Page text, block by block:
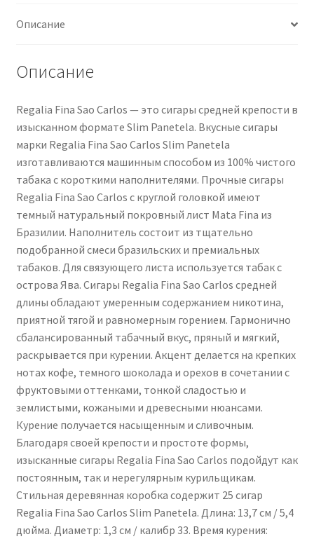
Описание
Описание
Regalia Fina Sao Carlos — это сигары средней крепости в
изысканном формате Slim Panetela. Вкусные сигары
марки Regalia Fina Sao Carlos Slim Panetela
изготавливаются машинным способом из 100% чистого
табака с короткими наполнителями. Прочные сигары
Regalia Fina Sao Carlos с круглой головкой имеют
темный натуральный покровный лист Mata Fina из
Бразилии. Наполнитель состоит из тщательно
подобранной смеси бразильских и премиальных
табаков. Для связующего листа используется табак с
острова Ява. Сигары Regalia Fina Sao Carlos средней
длины обладают умеренным содержанием никотина,
приятной тягой и равномерным горением. Гармонично
сбалансированный табачный вкус, пряный и мягкий,
раскрывается при курении. Акцент делается на крепких
нотах кофе, темного шоколада и орехов в сочетании с
фруктовыми оттенками, тонкой сладостью и
землистыми, кожаными и древесными нюансами.
Курение получается насыщенным и сливочным.
Благодаря своей крепости и простоте формы,
изысканные сигары Regalia Fina Sao Carlos подойдут как
постоянным, так и нерегулярным курильщикам.
Стильная деревянная коробка содержит 25 сигар
Regalia Fina Sao Carlos Slim Panetela. Длина: 13,7 см / 5,4
дюйма. Диаметр: 1,3 см / калибр 33. Время курения: